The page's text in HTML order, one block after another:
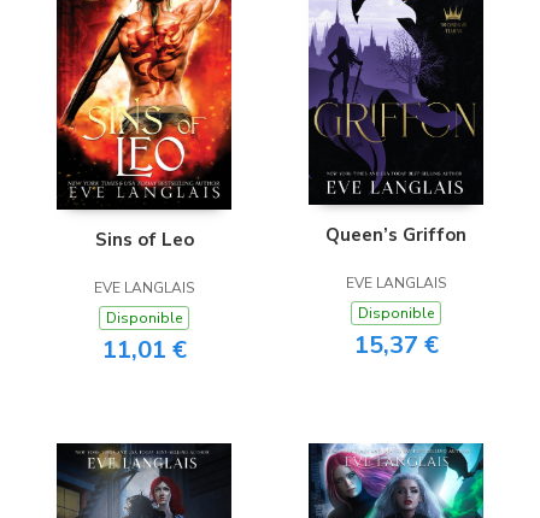
Sins of Leo
EVE LANGLAIS
Disponible
11,01 €
Queen’s Griffon
EVE LANGLAIS
Disponible
15,37 €